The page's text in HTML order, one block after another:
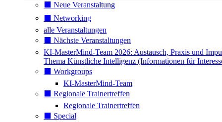
⬛️ Neue Veranstaltung
⬛️ Networking
alle Veranstaltungen
⬛️ Nächste Veranstaltungen
KI-MasterMind-Team 2026: Austausch, Praxis und
Thema Künstliche Intelligenz (Informationen für
⬛️ Workgroups
KI-MasterMind-Team
⬛️ Regionale Trainertreffen
Regionale Trainertreffen
⬛️ Special